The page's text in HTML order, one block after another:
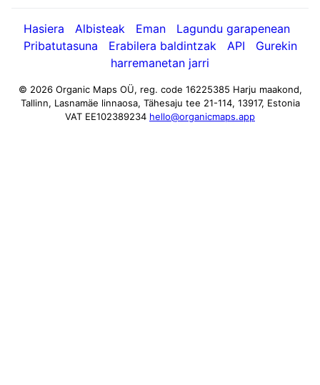
Hasiera Albisteak Eman
Lagundu garapenean
Pribatutasuna
Erabilera baldintzak API
Gurekin
harremanetan jarri
© 2026 Organic Maps OÜ, reg. code 16225385 Harju maakond,
Tallinn, Lasnamäe linnaosa, Tähesaju tee 21-114, 13917, Estonia
VAT EE102389234 hello@organicmaps.app